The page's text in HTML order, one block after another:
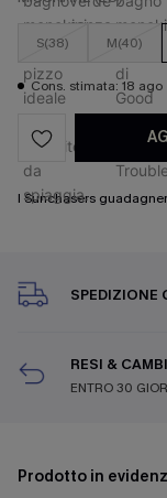
S(38) M(40)
Cons. stimata: 18 ago
I Sunchasers
SPEDIZIONE
RESI & CAMBI
ENTRO 30
Prodotto in